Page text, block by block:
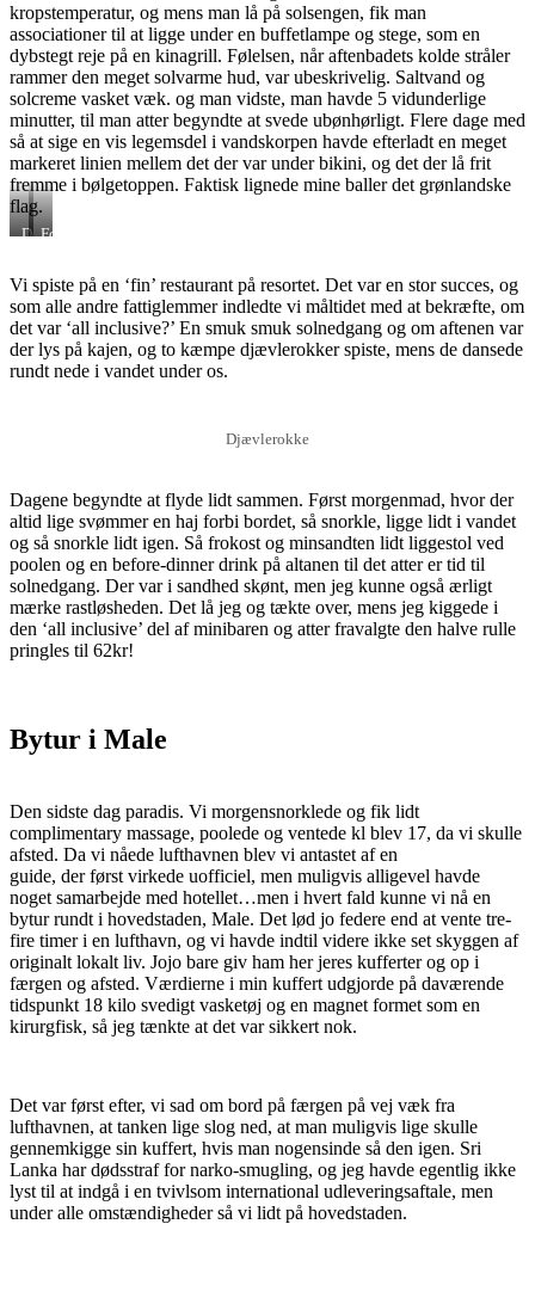
kropstemperatur, og mens man lå på solsengen, fik man
associationer til at ligge under en buffetlampe og stege, som en
dybstegt reje på en kinagrill. Følelsen, når aftenbadets kolde stråler
rammer den meget solvarme hud, var ubeskrivelig. Saltvand og
solcreme vasket væk. og man vidste, man havde 5 vidunderlige
minutter, til man atter begyndte at svede ubønhørligt. Flere dage med
så at sige en vis legemsdel i vandskorpen havde efterladt en meget
markeret linien mellem det der var under bikini, og det der lå frit
fremme i bølgetoppen. Faktisk lignede mine baller det grønlandske
flag.
DenForretten
Vi spiste på en ‘fin’ restaurant på resortet. Det var en stor succes, og
som alle andre fattiglemmer indledte vi måltidet med at bekræfte, om
det var ‘all inclusive?’ En smuk smuk solnedgang og om aftenen var
der lys på kajen, og to kæmpe djævlerokker spiste, mens de dansede
rundt nede i vandet under os.
Djævlerokke
Dagene begyndte at flyde lidt sammen. Først morgenmad, hvor der
altid lige svømmer en haj forbi bordet, så snorkle, ligge lidt i vandet
og så snorkle lidt igen. Så frokost og minsandten lidt liggestol ved
poolen og en before-dinner drink på altanen til det atter er tid til
solnedgang. Der var i sandhed skønt, men jeg kunne også ærligt
mærke rastløsheden. Det lå jeg og tækte over, mens jeg kiggede i
den ‘all inclusive’ del af minibaren og atter fravalgte den halve rulle
pringles til 62kr!
Bytur i Male
Den sidste dag paradis. Vi morgensnorklede og fik lidt
complimentary massage, poolede og ventede kl blev 17, da vi skulle
afsted. Da vi nåede lufthavnen blev vi antastet af en
guide, der først virkede uofficiel, men muligvis alligevel havde
noget samarbejde med hotellet…men i hvert fald kunne vi nå en
bytur rundt i hovedstaden, Male. Det lød jo federe end at vente tre-
fire timer i en lufthavn, og vi havde indtil videre ikke set skyggen af
originalt lokalt liv. Jojo bare giv ham her jeres kufferter og op i
færgen og afsted. Værdierne i min kuffert udgjorde på daværende
tidspunkt 18 kilo svedigt vasketøj og en magnet formet som en
kirurgfisk, så jeg tænkte at det var sikkert nok.
Det var først efter, vi sad om bord på færgen på vej væk fra
lufthavnen, at tanken lige slog ned, at man muligvis lige skulle
gennemkigge sin kuffert, hvis man nogensinde så den igen. Sri
Lanka har dødsstraf for narko-smugling, og jeg havde egentlig ikke
lyst til at indgå i en tvivlsom international udleveringsaftale, men
under alle omstændigheder så vi lidt på hovedstaden.